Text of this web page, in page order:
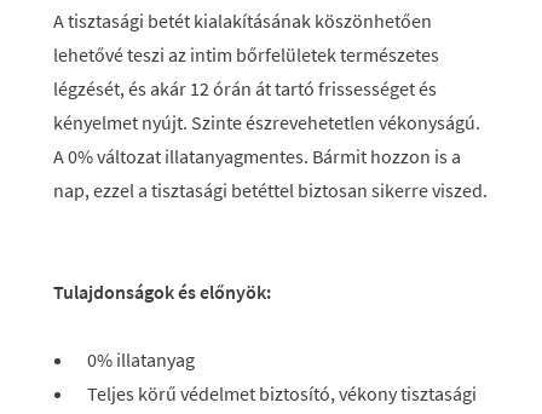
A tisztasági betét kialakításának köszönhetően
lehetővé teszi az intim bőrfelületek természetes
légzését, és akár 12 órán át tartó frissességet és
kényelmet nyújt. Szinte észrevehetetlen vékonyságú.
A 0% változat illatanyagmentes. Bármit hozzon is a
nap, ezzel a tisztasági betéttel biztosan sikerre viszed.
Tulajdonságok és előnyök:
0% illatanyag
Teljes körű védelmet biztosító, vékony tisztasági